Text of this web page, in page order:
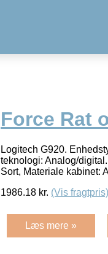
Force Rat
Logitech G920.
teknologi: Analog/
Sort, Materiale kabinet:
1986.18 kr. (Vis fragtpris)
Læs mere »